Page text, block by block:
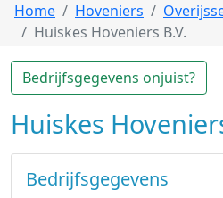
Home Hoveniers
Huiskes Hoveniers B.V.
Bedrijfsgegevens onjuist?
Huiskes
Bedrijfsgegevens